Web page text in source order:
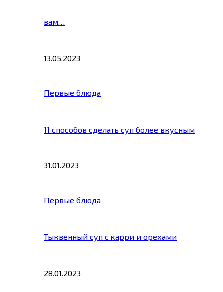
вам…
13.05.2023
Первые блюда
11 способов сделать суп более вкусным
31.01.2023
Первые блюда
Тыквенный суп с карри и орехами
28.01.2023